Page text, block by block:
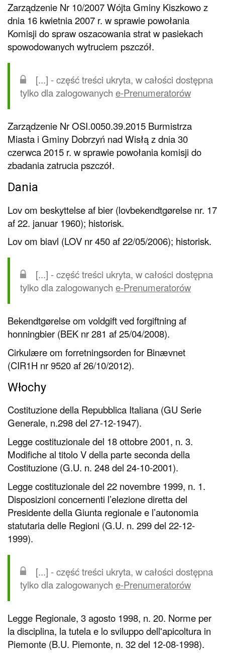
Zarządzenie Nr 10/2007 Wójta Gminy Kiszkowo z
dnia 16 kwietnia 2007 r. w sprawie powołania
Komisji do spraw oszacowania strat w pasiekach
spowodowanych wytruciem pszczół.
[...] - część treści ukryta, w całości dostępna
tylko dla zalogowanych e-Prenumeratorów
Zarządzenie Nr OSI.0050.39.2015 Burmistrza
Miasta i Gminy Dobrzyń nad Wisłą z dnia 30
czerwca 2015 r. w sprawie powołania komisji do
zbadania zatrucia pszczół.
Dania
Lov om beskyttelse af bier (lovbekendtgørelse nr. 17
af 22. januar 1960); historisk.
Lov om biavl (LOV nr 450 af 22/05/2006); historisk.
[...] - część treści ukryta, w całości dostępna
tylko dla zalogowanych e-Prenumeratorów
Bekendtgørelse om voldgift ved forgiftning af
honningbier (BEK nr 281 af 25/04/2008).
Cirkulære om forretningsorden for Binævnet
(CIR1H nr 9520 af 26/10/2012).
Włochy
Costituzione della Repubblica Italiana (GU Serie
Generale, n.298 del 27-12-1947).
Legge costituzionale del 18 ottobre 2001, n. 3.
Modifiche al titolo V della parte seconda della
Costituzione (G.U. n. 248 del 24-10-2001).
Legge costituzionale del 22 novembre 1999, n. 1.
Disposizioni concernenti l’elezione diretta del
Presidente della Giunta regionale e l’autonomia
statutaria delle Regioni (G.U. n. 299 del 22-12-
1999).
[...] - część treści ukryta, w całości dostępna
tylko dla zalogowanych e-Prenumeratorów
Legge Regionale, 3 agosto 1998, n. 20. Norme per
la disciplina, la tutela e lo sviluppo dell'apicoltura in
Piemonte (B.U. Piemonte, n. 32 del 12-08-1998).